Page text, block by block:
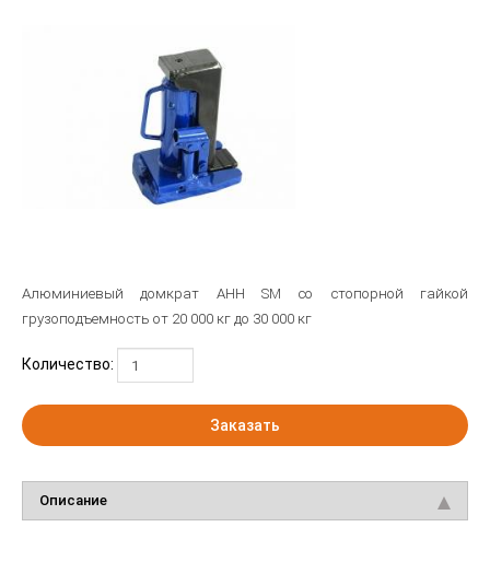
Алюминиевый домкрат AHH SM со стопорной гайкой
грузоподъемность от 20 000 кг до 30 000 кг
Количество:
Заказать
Описание